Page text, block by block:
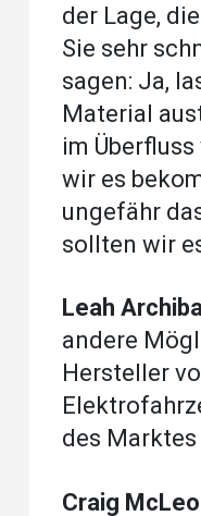
der Lage,
Sie sehr
sagen: Ja,
Material
im
wir es
ungefähr
sollten wir
Leah
andere
Hersteller
des
Craig